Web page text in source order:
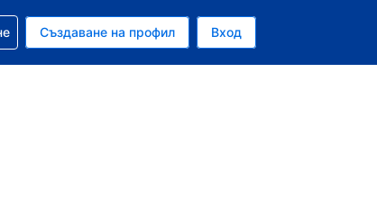
Създаване на профил Вход